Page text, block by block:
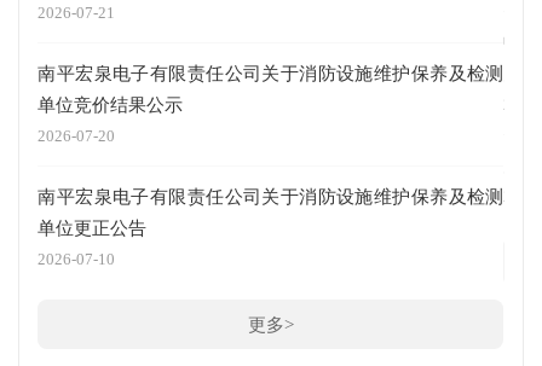
2026-07-21
南平宏泉电子有限责任公司关于消防设施维护保养及检测
单位竞价结果公示
2026-07-20
南平宏泉电子有限责任公司关于消防设施维护保养及检测
单位更正公告
2026-07-10
更多>
中